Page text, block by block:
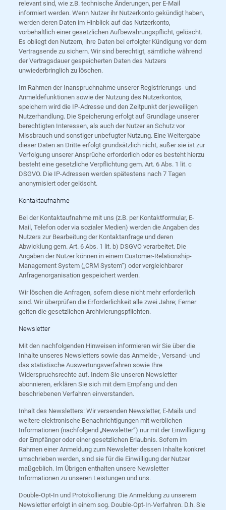
relevant sind, wie z.B. technische Änderungen, per E-Mail
informiert werden. Wenn Nutzer ihr Nutzerkonto gekündigt haben,
werden deren Daten im Hinblick auf das Nutzerkonto,
vorbehaltlich einer gesetzlichen Aufbewahrungspflicht, gelöscht.
Es obliegt den Nutzern, ihre Daten bei erfolgter Kündigung vor dem
Vertragsende zu sichern. Wir sind berechtigt, sämtliche während
der Vertragsdauer gespeicherten Daten des Nutzers
unwiederbringlich zu löschen.
Im Rahmen der Inanspruchnahme unserer Registrierungs- und
Anmeldefunktionen sowie der Nutzung des Nutzerkontos,
speichern wird die IP-Adresse und den Zeitpunkt der jeweiligen
Nutzerhandlung. Die Speicherung erfolgt auf Grundlage unserer
berechtigten Interessen, als auch der Nutzer an Schutz vor
Missbrauch und sonstiger unbefugter Nutzung. Eine Weitergabe
dieser Daten an Dritte erfolgt grundsätzlich nicht, außer sie ist zur
Verfolgung unserer Ansprüche erforderlich oder es besteht hierzu
besteht eine gesetzliche Verpflichtung gem. Art. 6 Abs. 1 lit. c
DSGVO. Die IP-Adressen werden spätestens nach 7 Tagen
anonymisiert oder gelöscht.
Kontaktaufnahme
Bei der Kontaktaufnahme mit uns (z.B. per Kontaktformular, E-
Mail, Telefon oder via sozialer Medien) werden die Angaben des
Nutzers zur Bearbeitung der Kontaktanfrage und deren
Abwicklung gem. Art. 6 Abs. 1 lit. b) DSGVO verarbeitet. Die
Angaben der Nutzer können in einem Customer-Relationship-
Management System („CRM System“) oder vergleichbarer
Anfragenorganisation gespeichert werden.
Wir löschen die Anfragen, sofern diese nicht mehr erforderlich
sind. Wir überprüfen die Erforderlichkeit alle zwei Jahre; Ferner
gelten die gesetzlichen Archivierungspflichten.
Newsletter
Mit den nachfolgenden Hinweisen informieren wir Sie über die
Inhalte unseres Newsletters sowie das Anmelde-, Versand- und
das statistische Auswertungsverfahren sowie Ihre
Widerspruchsrechte auf. Indem Sie unseren Newsletter
abonnieren, erklären Sie sich mit dem Empfang und den
beschriebenen Verfahren einverstanden.
Inhalt des Newsletters: Wir versenden Newsletter, E-Mails und
weitere elektronische Benachrichtigungen mit werblichen
Informationen (nachfolgend „Newsletter“) nur mit der Einwilligung
der Empfänger oder einer gesetzlichen Erlaubnis. Sofern im
Rahmen einer Anmeldung zum Newsletter dessen Inhalte konkret
umschrieben werden, sind sie für die Einwilligung der Nutzer
maßgeblich. Im Übrigen enthalten unsere Newsletter
Informationen zu unseren Leistungen und uns.
Double-Opt-In und Protokollierung: Die Anmeldung zu unserem
Newsletter erfolgt in einem sog. Double-Opt-In-Verfahren. D.h. Sie